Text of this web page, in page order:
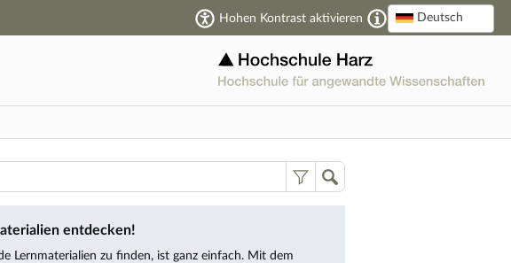
Hohen Kontrast aktivieren Deutsch
entdecken!
Lernmaterialien zu finden, ist ganz einfach. Mit dem